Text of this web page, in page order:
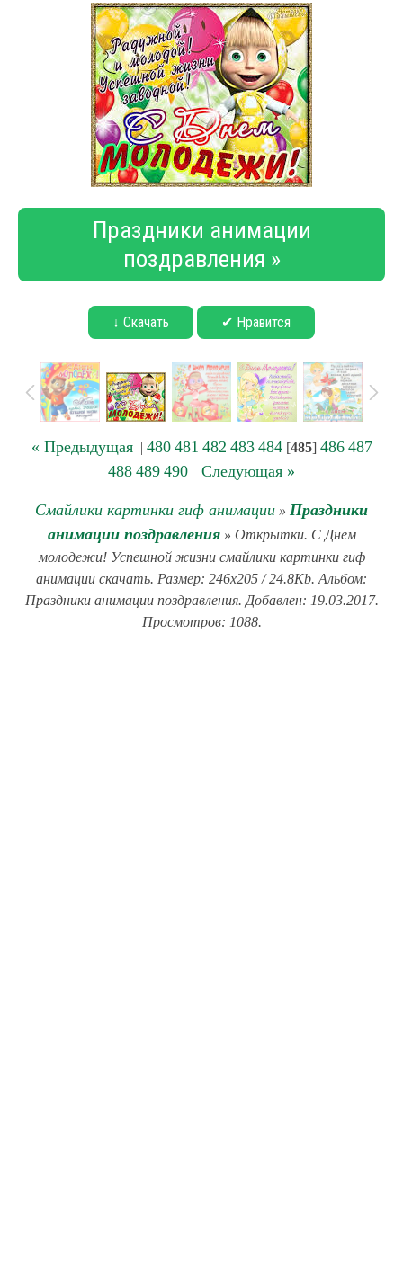
Праздники анимации
поздравления »
↓ Скачать ✔ Нравится
« Предыдущая| 480 481 482 483 484[485] 486 487
488 489 490 | Следующая »
Смайлики картинки гиф анимации » Праздники
анимации поздравления» Открытки. С Днем
молодежи! Успешной жизни смайлики картинки гиф
анимации скачать. Размер: 246x205 / 24.8Kb. Альбом:
Праздники анимации поздравления. Добавлен: 19.03.2017.
Просмотров: 1088.